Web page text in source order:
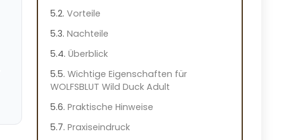
Vorteile
Nachteile
Überblick
Wichtige Eigenschaften für
WOLFSBLUT Wild Duck Adult
Praktische Hinweise
Praxiseindruck